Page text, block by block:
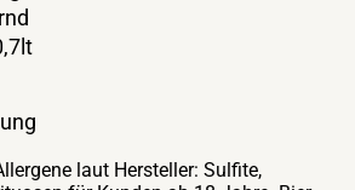
laut Hersteller: Sulfite,